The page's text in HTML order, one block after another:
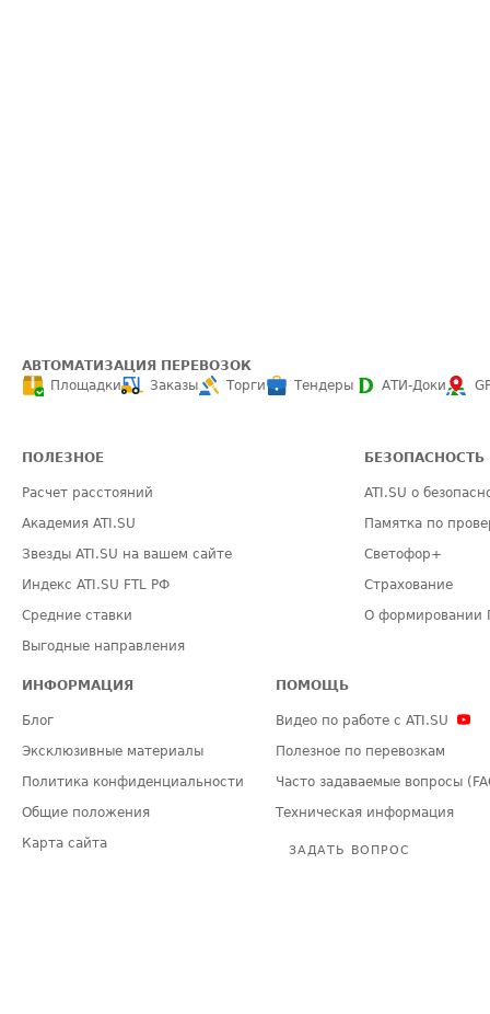
АВТОМАТИЗАЦИЯ ПЕРЕВОЗОК
Площадки
Заказы Торги Тендеры АТИ-Доки
ПОЛЕЗНОЕ
Расчет расстояний
Академия ATI.SU
Звезды ATI.SU на вашем сайте
Индекс ATI.SU FTL РФ
Средние ставки
Выгодные направления
БЕЗОПАСНОСТЬ
ATI.SU о
Памятка по
Светофор+
Страхование
О формировании
ИНФОРМАЦИЯ
Блог
Эксклюзивные материалы
Политика конфиденциальности
Общие положения
Карта сайта
ПОМОЩЬ
Видео по работе с ATI.SU
Полезное по перевозкам
Часто задаваемые вопросы
Техническая информация
ЗАДАТЬ ВОПРОС